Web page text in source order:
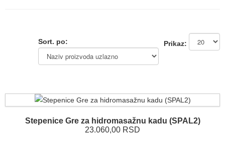
Prikaz:
Sort. po:
Stepenice Gre za hidromasažnu kadu (SPAL2)
23.060,00 RSD